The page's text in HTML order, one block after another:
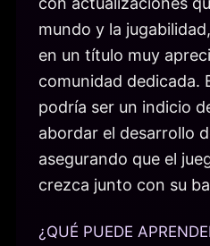
mundo y la
en un título muy
comunidad dedicada.
podría ser un indicio
abordar el desarrollo
asegurando que el
crezca junto con su
¿QUÉ PUEDE